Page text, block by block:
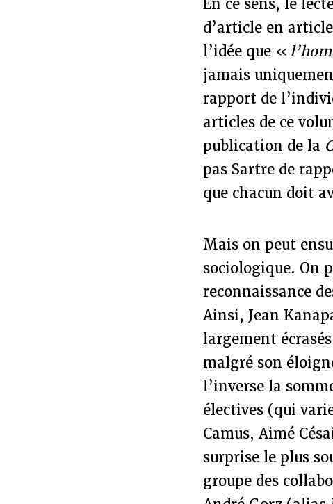
En ce sens, le
d’article en
l’idée que «
jamais
rapport de
articles de ce
publication de la
pas Sartre de
que chacun doit
Mais on peut
sociologique. On
reconnaissance
Ainsi, Jean
largement
malgré son
l’inverse la
électives (qui
Camus, Aimé
surprise le plus
groupe des